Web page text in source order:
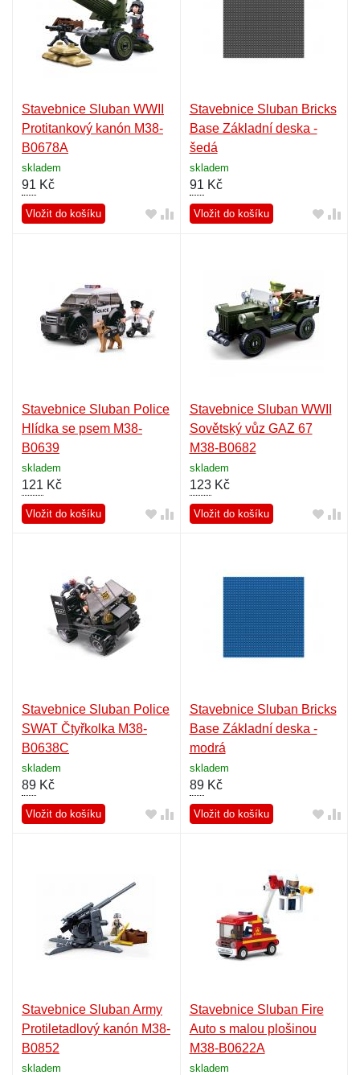
Stavebnice Sluban WWII
Protitankový kanón M38-
B0678A
skladem
91 Kč
Vložit do košíku
Stavebnice Sluban Bricks
Base Základní deska -
šedá
skladem
91 Kč
Vložit do košíku
Stavebnice Sluban Police
Hlídka se psem M38-
B0639
skladem
121 Kč
Vložit do košíku
Stavebnice Sluban WWII
Sovětský vůz GAZ 67
M38-B0682
skladem
123Kč
Vložit do košíku
Stavebnice Sluban Police
SWAT Čtyřkolka M38-
B0638C
skladem
89 Kč
Vložit do košíku
Stavebnice Sluban Bricks
Base Základní deska -
modrá
skladem
89Kč
Vložit do košíku
Stavebnice Sluban Army
Protiletadlový kanón M38-
B0852
skladem
Stavebnice Sluban Fire
Auto s malou plošinou
M38-B0622A
skladem